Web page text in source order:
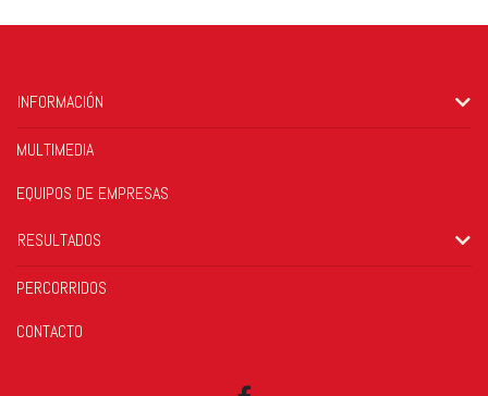
INFORMACIÓN
MULTIMEDIA
EQUIPOS DE EMPRESAS
RESULTADOS
PERCORRIDOS
CONTACTO